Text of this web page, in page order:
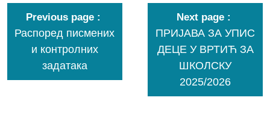
Previous page
Распоред писмених
и контролних
задатака
Next page
ПРИЈАВА ЗА УПИС
ДЕЦЕ У ВРТИЋ ЗА
ШКОЛСКУ
2025/2026